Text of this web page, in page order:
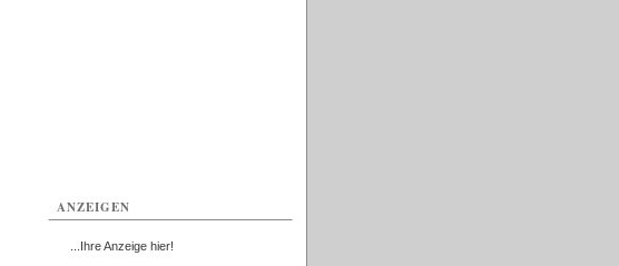
ANZEIGEN
...Ihre Anzeige hier!